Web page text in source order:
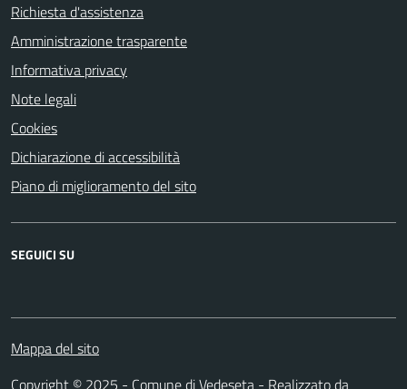
Richiesta d'assistenza
Amministrazione trasparente
Informativa privacy
Note legali
Cookies
Dichiarazione di accessibilità
Piano di miglioramento del sito
SEGUICI SU
Mappa del sito